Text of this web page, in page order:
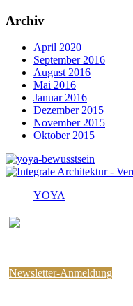
Archiv
April 2020
September 2016
August 2016
Mai 2016
Januar 2016
Dezember 2015
November 2015
Oktober 2015
YOYA
Newsletter-Anmeldung